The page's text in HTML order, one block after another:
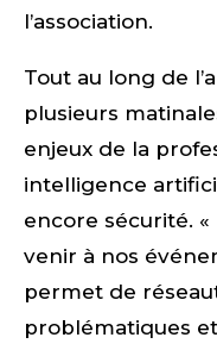
l’association.
Tout au long de
plusieurs
enjeux de la
intelligence
encore sécurité.
venir à nos
permet de
problématiques